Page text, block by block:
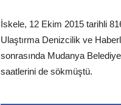
İskele, 12 Ekim 2015 tarihli
Ulaştırma Denizcilik ve
sonrasında Mudanya
saatlerini de sökmüştü.